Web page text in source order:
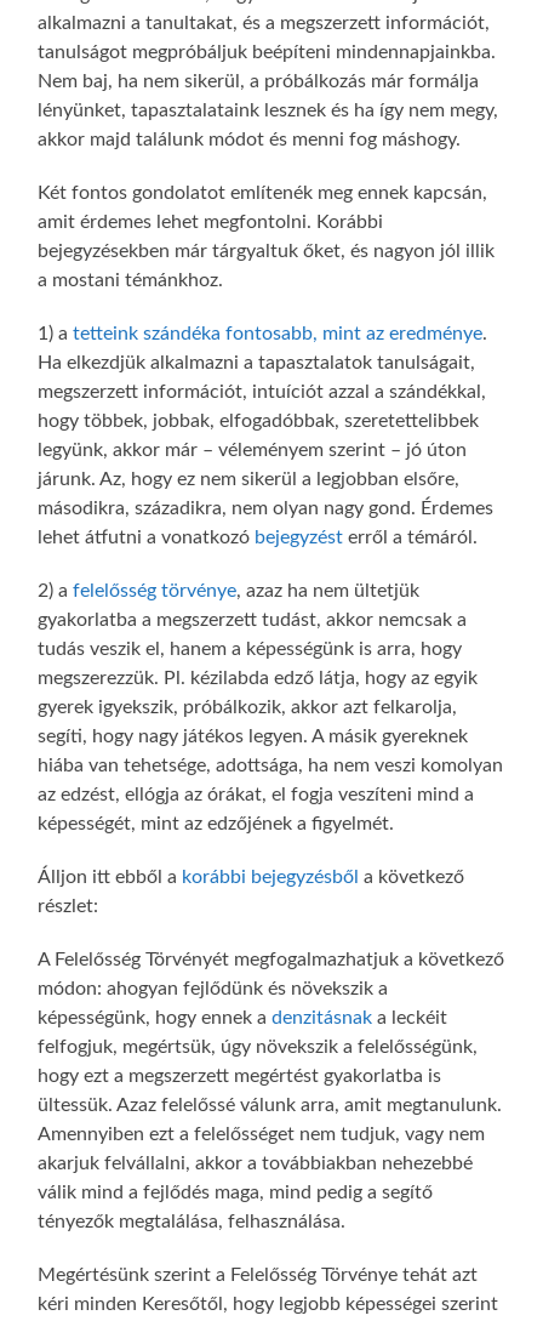
alkalmazni a tanultakat, és a megszerzett információt,
tanulságot megpróbáljuk beépíteni mindennapjainkba.
Nem baj, ha nem sikerül, a próbálkozás már formálja
lényünket, tapasztalataink lesznek és ha így nem megy,
akkor majd találunk módot és menni fog máshogy.
Két fontos gondolatot említenék meg ennek kapcsán,
amit érdemes lehet megfontolni. Korábbi
bejegyzésekben már tárgyaltuk őket, és nagyon jól illik
a mostani témánkhoz.
1) atetteink szándéka fontosabb, mint az eredménye.
Ha elkezdjük alkalmazni a tapasztalatok tanulságait,
megszerzett információt, intuíciót azzal a szándékkal,
hogy többek, jobbak, elfogadóbbak, szeretettelibbek
legyünk, akkor már – véleményem szerint – jó úton
járunk. Az, hogy ez nem sikerül a legjobban elsőre,
másodikra, századikra, nem olyan nagy gond. Érdemes
lehet átfutni a vonatkozó bejegyzést erről a témáról.
2) afelelősség törvénye, azaz ha nem ültetjük
gyakorlatba a megszerzett tudást, akkor nemcsak a
tudás veszik el, hanem a képességünk is arra, hogy
megszerezzük. Pl. kézilabda edző látja, hogy az egyik
gyerek igyekszik, próbálkozik, akkor azt felkarolja,
segíti, hogy nagy játékos legyen. A másik gyereknek
hiába van tehetsége, adottsága, ha nem veszi komolyan
az edzést, ellógja az órákat, el fogja veszíteni mind a
képességét, mint az edzőjének a figyelmét.
Álljon itt ebből a korábbi bejegyzésből a következő
részlet:
A Felelősség Törvényét megfogalmazhatjuk a következő
módon: ahogyan fejlődünk és növekszik a
képességünk, hogy ennek adenzitásnak a leckéit
felfogjuk, megértsük, úgy növekszik a felelősségünk,
hogy ezt a megszerzett megértést gyakorlatba is
ültessük. Azaz felelőssé válunk arra, amit megtanulunk.
Amennyiben ezt a felelősséget nem tudjuk, vagy nem
akarjuk felvállalni, akkor a továbbiakban nehezebbé
válik mind a fejlődés maga, mind pedig a segítő
tényezők megtalálása, felhasználása.
Megértésünk szerint a Felelősség Törvénye tehát azt
kéri minden Keresőtől, hogy legjobb képességei szerint